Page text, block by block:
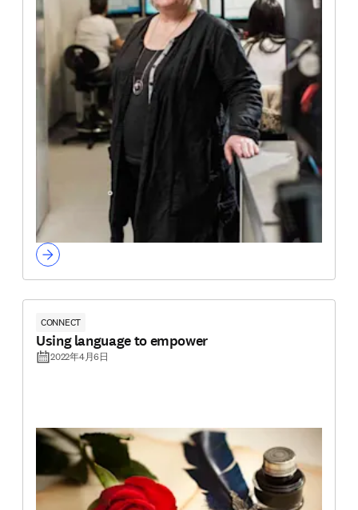
CONNECT
Using language to empower
2022年4月6日